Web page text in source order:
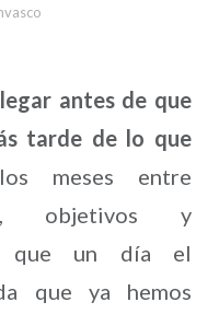
antes de que
tarde de lo que
meses entre
objetivos y
que un día el
que ya hemos